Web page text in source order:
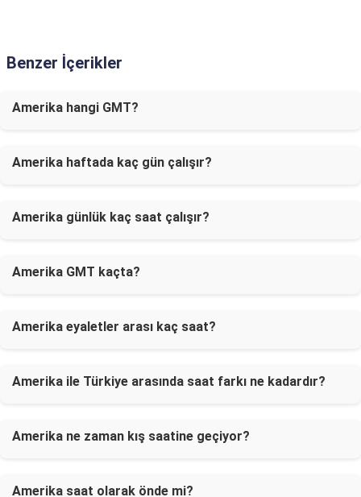
Benzer İçerikler
Amerika hangi GMT?
Amerika haftada kaç gün çalışır?
Amerika günlük kaç saat çalışır?
Amerika GMT kaçta?
Amerika eyaletler arası kaç saat?
Amerika ile Türkiye arasında saat farkı ne kadardır?
Amerika ne zaman kış saatine geçiyor?
Amerika saat olarak önde mi?